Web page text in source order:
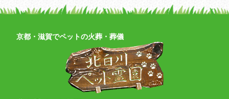
京都・滋賀でペットの火葬・葬儀